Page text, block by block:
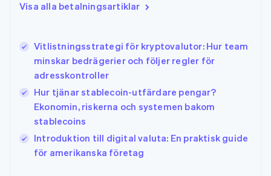
Visa alla betalningsartiklar
Vitlistningsstrategi för kryptovalutor: Hur team
minskar bedrägerier och följer regler för
adresskontroller
Hur tjänar stablecoin-utfärdare pengar?
Ekonomin, riskerna och systemen bakom
stablecoins
Introduktion till digital valuta: En praktisk guide
för amerikanska företag
English简体中文
Irland
Italien
ItalianoEnglish
Japan
日本語 English
EnglishFrançais
Kroatien
EnglishItaliano